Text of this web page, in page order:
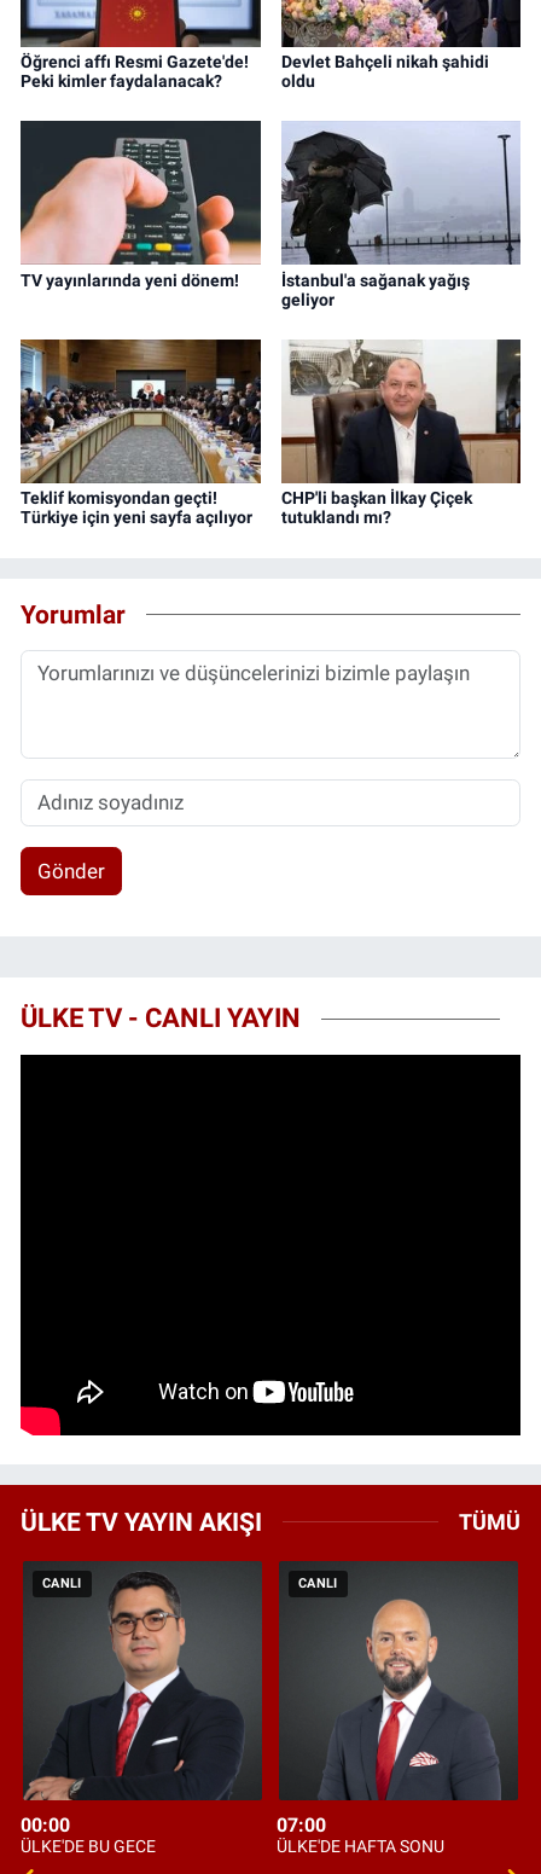
Öğrenci affı Resmi Gazete'de!
Peki kimler faydalanacak?
Devlet Bahçeli nikah şahidi
oldu
TV yayınlarında yeni dönem!
İstanbul'a sağanak yağış
geliyor
Teklif komisyondan geçti!
Türkiye için yeni sayfa açılıyor
CHP'li başkan İlkay Çiçek
tutuklandı mı?
Yorumlar
Gönder
ÜLKE TV - CANLI YAYIN
ÜLKE TV YAYIN AKIŞI TÜMÜ
CANLI
00:00
ÜLKE'DE BU GECE
CANLI
07:00
ÜLKE'DE HAFTA SONU